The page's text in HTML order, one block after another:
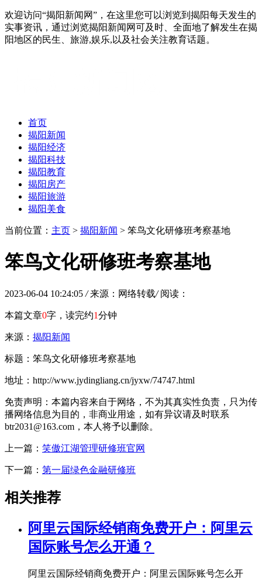
欢迎访问“揭阳新闻网”，在这里您可以浏览到揭阳每天发生的
实事资讯，通过浏览揭阳新闻网可及时、全面地了解发生在揭
阳地区的民生、旅游,娱乐,以及社会关注教育话题。
首页
揭阳新闻
揭阳经济
揭阳科技
揭阳教育
揭阳房产
揭阳旅游
揭阳美食
当前位置： 主页 > 揭阳新闻 > 笨鸟文化研修班考察基地
笨鸟文化研修班考察基地
2023-06-04 10:24:05 / 来源：网络转载/ 阅读：
本篇文章0字，读完约1分钟
来源： 揭阳新闻
标题：笨鸟文化研修班考察基地
地址：http://www.jydingliang.cn/jyxw/74747.html
免责声明：本篇内容来自于网络，不为其真实性负责，只为传
播网络信息为目的，非商业用途，如有异议请及时联系
btr2031@163.com，本人将予以删除。
上一篇： 笑傲江湖管理研修班官网
下一篇： 第一届绿色金融研修班
相关推荐
阿里云国际经销商免费开户：阿里云
国际账号怎么开通？
阿里云国际经销商免费开户：阿里云国际账号怎么开